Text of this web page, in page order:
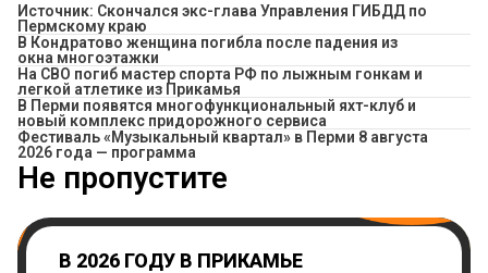
Источник: Скончался экс-глава Управления ГИБДД по
Пермскому краю
В Кондратово женщина погибла после падения из
окна многоэтажки
На СВО погиб мастер спорта РФ по лыжным гонкам и
легкой атлетике из Прикамья
В Перми появятся многофункциональный яхт-клуб и
новый комплекс придорожного сервиса
Фестиваль «Музыкальный квартал» в Перми 8 августа
2026 года — программа
Не пропустите
В 2026 ГОДУ В ПРИКАМЬЕ